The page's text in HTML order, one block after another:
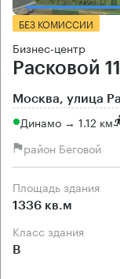
БЕЗ КОМИССИИ
Бизнес-центр
Расковой
Москва, улица
Динамо → 1.12 км
район Беговой
Площадь здания
1336 кв.м
Класс здания
B